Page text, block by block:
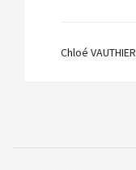
Chloé VAUTHIER